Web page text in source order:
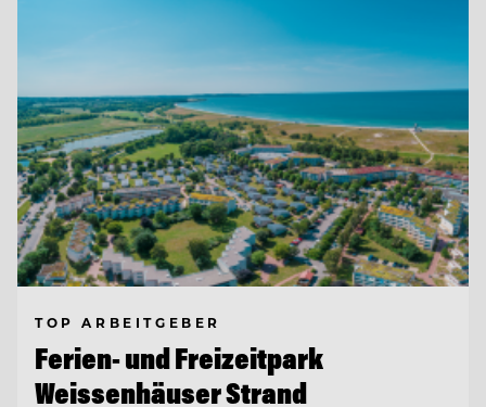
TOP ARBEITGEBER
Ferien- und Freizeitpark
Weissenhäuser Strand